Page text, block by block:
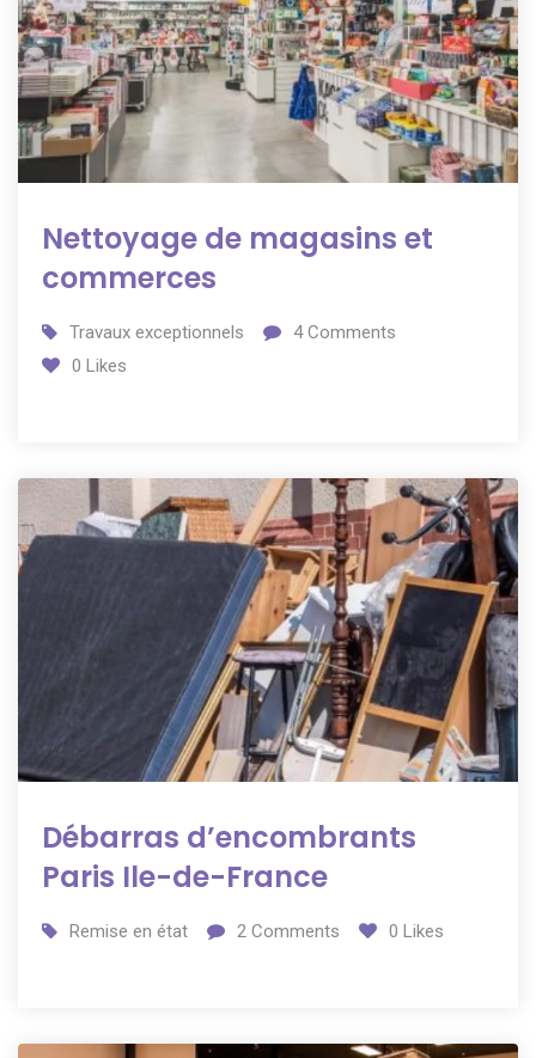
Nettoyage de magasins et
commerces
Travaux exceptionnels 4Comments
0 Likes
Débarras d’encombrants
Paris Ile-de-France
Remise en état 2 Comments 0 Likes